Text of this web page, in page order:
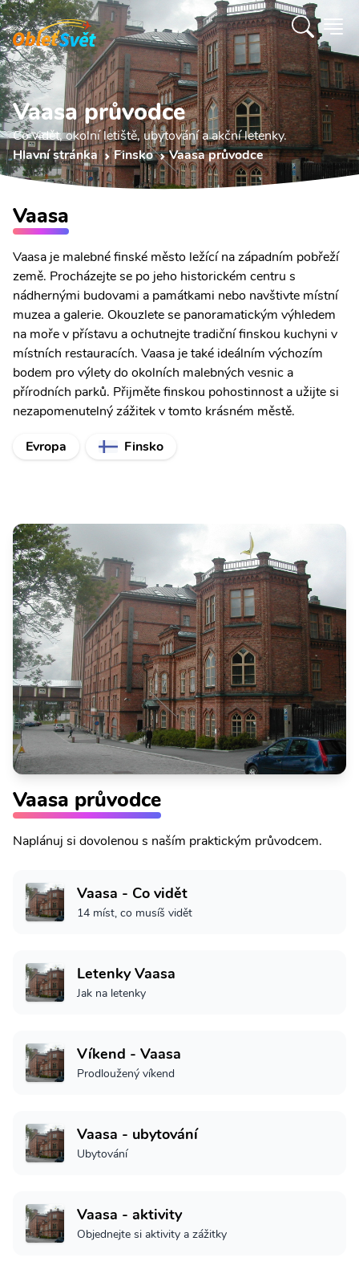
Vaasa průvodce
Co vidět, okolní letiště, ubytování a akční letenky.
Hlavní stránka
Finsko Vaasa průvodce
Vaasa
Vaasa je malebné finské město ležící na západním pobřeží
země. Procházejte se po jeho historickém centru s
nádhernými budovami a památkami nebo navštivte místní
muzea a galerie. Okouzlete se panoramatickým výhledem
na moře v přístavu a ochutnejte tradiční finskou kuchyni v
místních restauracích. Vaasa je také ideálním výchozím
bodem pro výlety do okolních malebných vesnic a
přírodních parků. Přijměte finskou pohostinnost a užijte si
nezapomenutelný zážitek v tomto krásném městě.
Evropa
Finsko
Vaasa průvodce
Naplánuj si dovolenou s naším praktickým průvodcem.
Vaasa - Co vidět
14 míst, co musíš vidět
Letenky Vaasa
Jak na letenky
Víkend - Vaasa
Prodloužený víkend
Vaasa - ubytování
Ubytování
Vaasa - aktivity
Objednejte si aktivity a zážitky